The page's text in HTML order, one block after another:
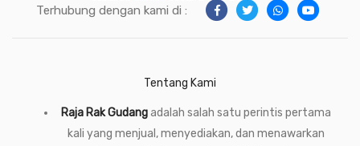
Terhubung dengan kami di :
Tentang Kami
Raja Rak Gudangadalah salah satu perintis pertama
kali yang menjual, menyediakan, dan menawarkan